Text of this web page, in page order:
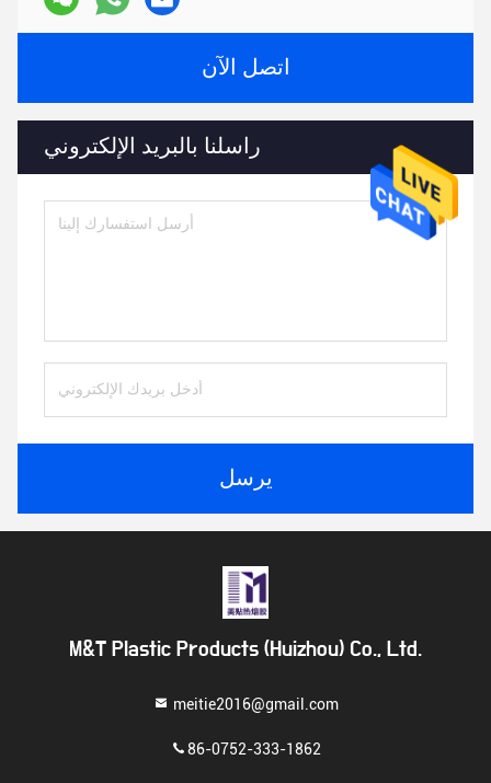
اتصل الآن
راسلنا بالبريد الإلكتروني
يرسل
M&T Plastic Products (Huizhou) Co., Ltd.
meitie2016@gmail.com
86-0752-333-1862